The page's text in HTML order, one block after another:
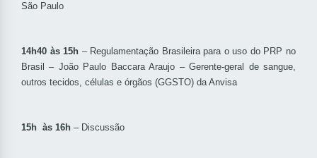
São Paulo
14h40 às 15h – Regulamentação Brasileira para o uso do PRP no
Brasil – João Paulo Baccara Araujo – Gerente-geral de sangue,
outros tecidos, células e órgãos (GGSTO) da Anvisa
15h às 16h – Discussão